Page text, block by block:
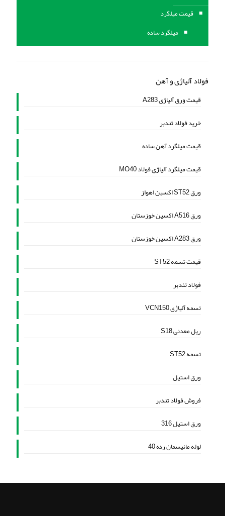
قیمت میلگرد
میلگرد ساده
فولاد آلیاژی و آهن
قیمت ورق آلیاژی A283
خرید فولاد تندبر
قیمت میلگرد آهن ساده
قیمت میلگرد آلیاژی فولاد MO40
ورق ST52 اکسین اهواز
ورق A516 اکسین خوزستان
ورق A283 اکسین خوزستان
قیمت تسمه ST52
فولاد تندبر
تسمه آلیاژی VCN150
ریل معدنی S18
تسمه ST52
ورق استیل
فروش فولاد تندبر
ورق استیل 316
لوله مانیسمان رده 40